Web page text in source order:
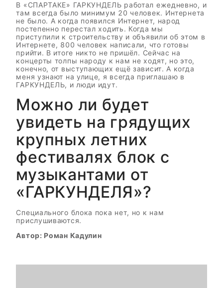
В «СПАРТАКЕ» ГАРКУНДЕЛЬ работал ежедневно, и
там всегда было минимум 20 человек. Интернета
не было. А когда появился Интернет, народ
постепенно перестал ходить. Когда мы
приступили к строительству и объявили об этом в
Интернете, 800 человек написали, что готовы
прийти. В итоге никто не пришёл. Сейчас на
концерты толпы народу к нам не ходят, но это,
конечно, от выступающих ещё зависит. А когда
меня узнают на улице, я всегда приглашаю в
ГАРКУНДЕЛЬ, и люди идут.
Можно ли будет
увидеть на грядущих
крупных летних
фестивалях блок с
музыкантами от
«ГАРКУНДЕЛЯ»?
Специального блока пока нет, но к нам
прислушиваются.
Автор: Роман Кадулин